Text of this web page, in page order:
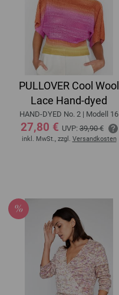
PULLOVER Cool Wool
Lace Hand-dyed
HAND-DYED No. 2 | Modell 16
27,80 € UVP:39,90 €
inkl. MwSt., zzgl. Versandkosten